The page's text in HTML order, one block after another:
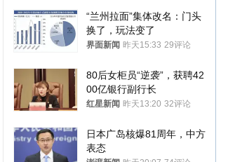
“兰州拉面”集体改名：门头
换了，玩法变了
界面新闻 昨天15:33 29评论
80后女柜员“逆袭”，获聘42
00亿银行副行长
红星新闻 昨天13:20 32评论
日本广岛核爆81周年，中方
表态